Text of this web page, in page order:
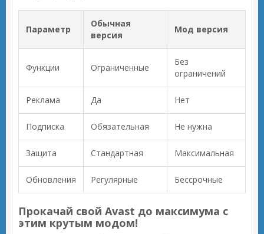
Параметр
Обычная
версия
Мод версия
Функции Ограниченные
Без
ограничений
Реклама Да Нет
Подписка Обязательная Не нужна
Защита Стандартная Максимальная
Обновления Регулярные Бессрочные
Прокачай свой Avast до максимума с
этим крутым модом!